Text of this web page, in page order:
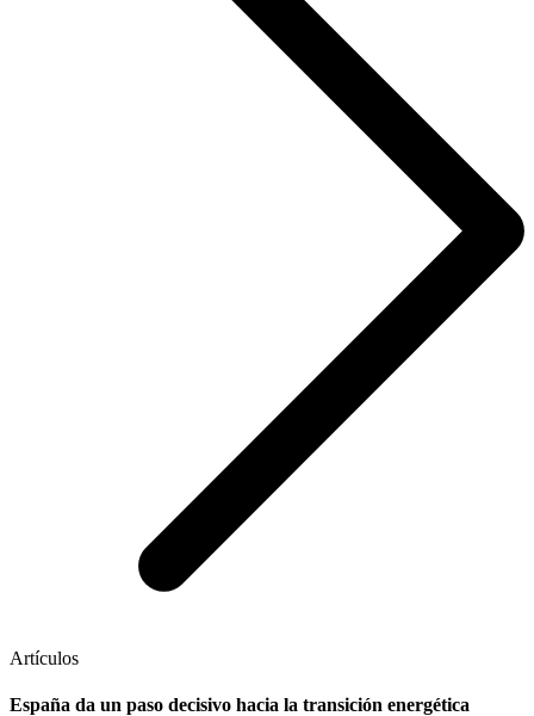
Artículos
España da un paso decisivo hacia la transición energética